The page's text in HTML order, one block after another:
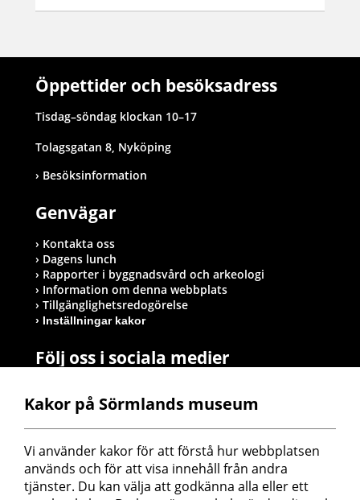
Öppettider och besöksadress
Tisdag–söndag klockan 10–17
Tolagsgatan 8, Nyköping
Besöksinformation
Genvägar
Kontakta oss
Dagens lunch
Rapporter i byggnadsvård och arkeologi
Information om denna webbplats
Tillgänglighetsredogörelse
Inställningar kakor
Följ oss i sociala medier
Postadress
Sörmlands museum
Box 314
611 26 Nyköping
Kakor på Sörmlands museum
Vi använder kakor för att förstå hur webbplatsen
används och för att visa innehåll från andra
tjänster. Du kan välja att godkänna alla eller ett